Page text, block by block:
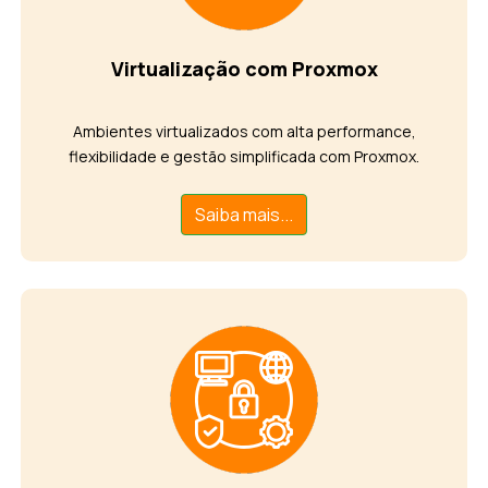
Virtualização com Proxmox
Ambientes virtualizados com alta performance,
flexibilidade e gestão simplificada com Proxmox.
Saiba mais...